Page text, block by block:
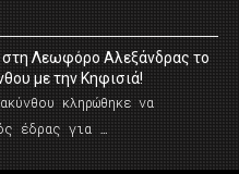
Λεωφόρο Αλεξάνδρας το
με την Κηφισιά!
κληρώθηκε να
έδρας για …